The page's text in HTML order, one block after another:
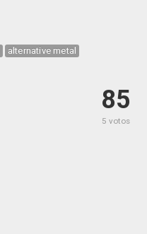
alternative metal
85
5 votos